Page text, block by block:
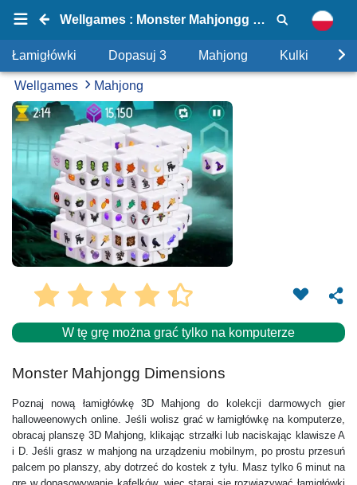
Wellgames : Monster Mahjongg Dimensions
Łamigłówki Dopasuj 3 Mahjong Kulki
Wellgames Mahjong
W tę grę można grać tylko na komputerze
Monster Mahjongg Dimensions
Poznaj nową łamigłówkę 3D Mahjong do kolekcji darmowych gier
halloweenowych online. Jeśli wolisz grać w łamigłówkę na komputerze,
obracaj planszę 3D Mahjong, klikając strzałki lub naciskając klawisze A
i D. Jeśli grasz w mahjong na urządzeniu mobilnym, po prostu przesuń
palcem po planszy, aby dotrzeć do kostek z tyłu. Masz tylko 6 minut na